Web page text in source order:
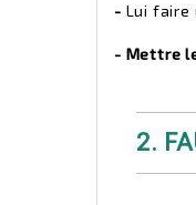
- Lui faire
- Mettre
2.